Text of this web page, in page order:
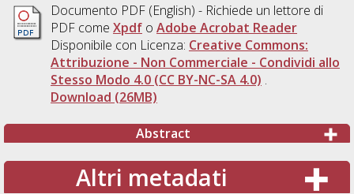
Documento PDF(English) - Richiede un lettore di
PDF come Xpdfo Adobe Acrobat Reader
Disponibile con Licenza: Creative Commons:
Attribuzione - Non Commerciale - Condividi allo
Stesso Modo 4.0 (CC BY-NC-SA 4.0) .
Download (26MB)
Abstract
Altri metadati